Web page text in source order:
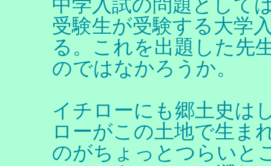
中学入試の問題として
受験生が受験する大学
る。これを出題した先
のではなかろうか。
イチローにも郷土史は
ローがこの土地で生ま
のがちょっとつらいと